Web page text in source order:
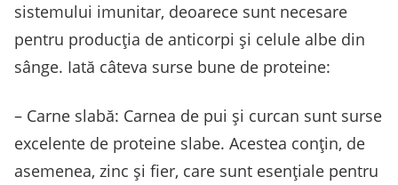
sistemului imunitar, deoarece sunt necesare
pentru producția de anticorpi și celule albe din
sânge. Iată câteva surse bune de proteine:
– Carne slabă: Carnea de pui și curcan sunt surse
excelente de proteine slabe. Acestea conțin, de
asemenea, zinc și fier, care sunt esențiale pentru